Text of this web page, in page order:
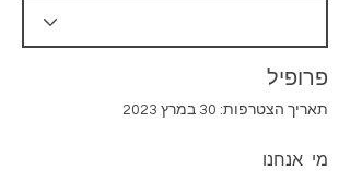
פרופיל
תאריך הצטרפות: 30 במרץ 2023
מי אנחנו